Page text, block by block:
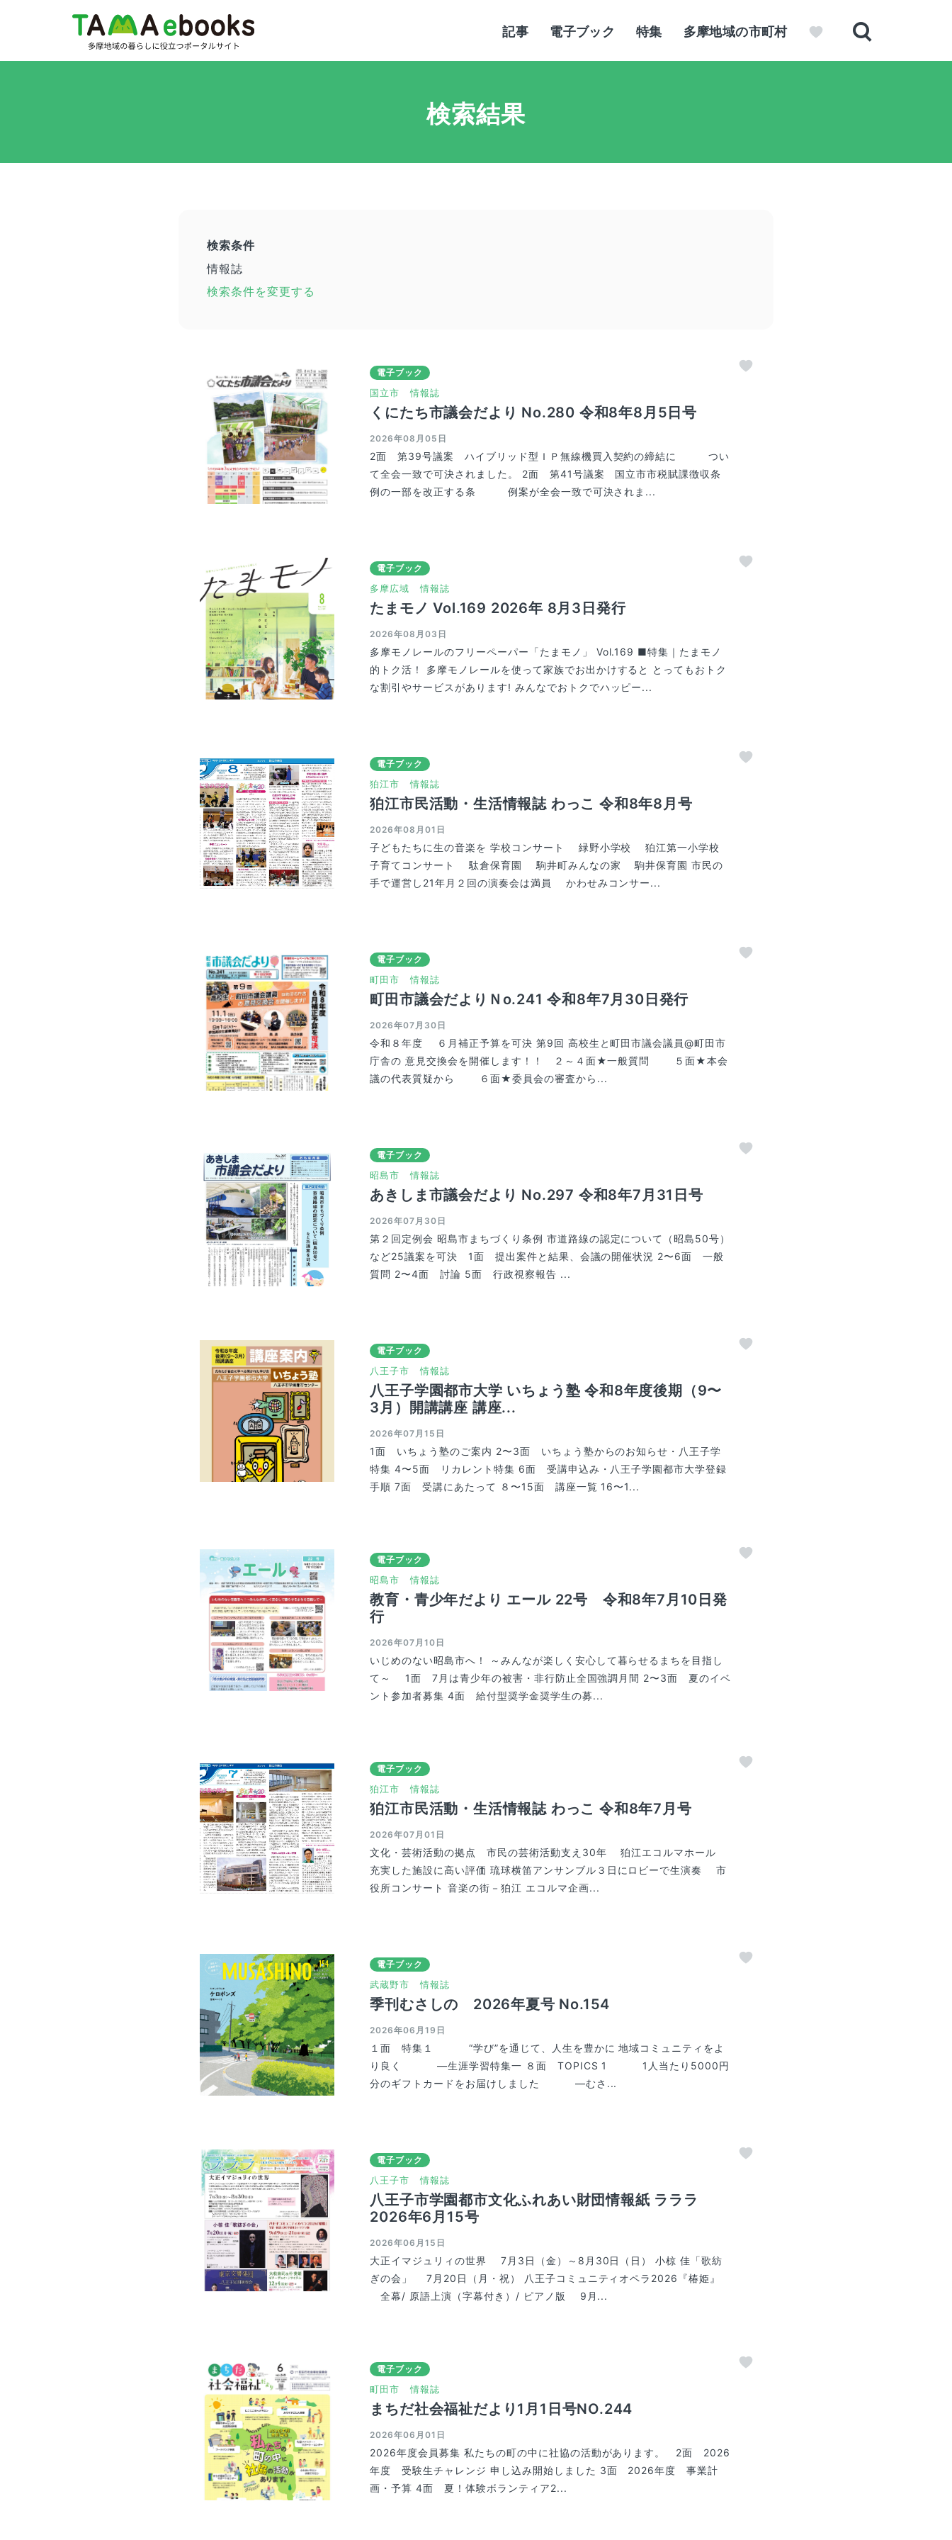
記事 電子ブック 特集 多摩地域の市町村
検索結果
検索条件
情報誌
検索条件を変更する
電子ブック
国立市 情報誌
くにたち市議会だより No.280 令和8年8月5日号
2026年08月05日
2面 第39号議案 ハイブリッド型ＩＰ無線機買入契約の締結に つい
て全会一致で可決されました。 2面 第41号議案 国立市市税賦課徴収条
例の一部を改正する条 例案が全会一致で可決されま...
電子ブック
多摩広域 情報誌
たまモノ Vol.169 2026年 8月3日発行
2026年08月03日
多摩モノレールのフリーペーパー「たまモノ」 Vol.169 ■特集｜たまモノ
的トク活！ 多摩モノレールを使って家族でお出かけすると とってもおトク
な割引やサービスがあります! みんなでおトクでハッピー...
電子ブック
狛江市 情報誌
狛江市民活動・生活情報誌 わっこ 令和8年8月号
2026年08月01日
子どもたちに生の音楽を 学校コンサート 緑野小学校 狛江第一小学校
子育てコンサート 駄倉保育園 駒井町みんなの家 駒井保育園 市民の
手で運営し21年月２回の演奏会は満員 かわせみコンサー...
電子ブック
町田市 情報誌
町田市議会だよりＮo.241 令和8年7月30日発行
2026年07月30日
令和８年度 ６月補正予算を可決 第9回 高校生と町田市議会議員@町田市
庁舎の 意見交換会を開催します！！ ２～４面★一般質問 ５面★本会
議の代表質疑から ６面★委員会の審査から...
電子ブック
昭島市 情報誌
あきしま市議会だより No.297 令和8年7月31日号
2026年07月30日
第２回定例会 昭島市まちづくり条例 市道路線の認定について（昭島50号）
など25議案を可決 1面 提出案件と結果、会議の開催状況 2〜6面 一般
質問 2〜4面 討論 5面 行政視察報告 ...
電子ブック
八王子市 情報誌
八王子学園都市大学 いちょう塾 令和8年度後期（9〜
3月）開講講座 講座...
2026年07月15日
1面 いちょう塾のご案内 2〜3面 いちょう塾からのお知らせ・八王子学
特集 4〜5面 リカレント特集 6面 受講申込み・八王子学園都市大学登録
手順 7面 受講にあたって ８〜15面 講座一覧 16〜1...
電子ブック
昭島市 情報誌
教育・青少年だより エール 22号 令和8年7月10日発
行
2026年07月10日
いじめのない昭島市へ！ ～みんなが楽しく安心して暮らせるまちを目指し
て～ 1面 7月は青少年の被害・非行防止全国強調月間 2〜3面 夏のイベ
ント参加者募集 4面 給付型奨学金奨学生の募...
電子ブック
狛江市 情報誌
狛江市民活動・生活情報誌 わっこ 令和8年7月号
2026年07月01日
文化・芸術活動の拠点 市民の芸術活動支え30年 狛江エコルマホール
充実した施設に高い評価 琉球横笛アンサンブル３日にロビーで生演奏 市
役所コンサート 音楽の街－狛江 エコルマ企画...
電子ブック
武蔵野市 情報誌
季刊むさしの 2026年夏号 No.154
2026年06月19日
１面 特集１ “学び”を通じて、人生を豊かに 地域コミュニティをよ
り良く ―生涯学習特集一 ８面 TOPICS 1 1人当たり5000円
分のギフトカードをお届けしました ―むさ...
電子ブック
八王子市 情報誌
八王子市学園都市文化ふれあい財団情報紙 ラララ
2026年6月15号
2026年06月15日
大正イマジュリィの世界 7月3日（金）～8月30日（日） 小椋 佳「歌紡
ぎの会」 7月20日（月・祝） 八王子コミュニティオペラ2026『椿姫』
全幕/ 原語上演（字幕付き）/ ピアノ版 9月...
電子ブック
町田市 情報誌
まちだ社会福祉だより1月1日号NO.244
2026年06月01日
2026年度会員募集 私たちの町の中に社協の活動があります。 2面 2026
年度 受験生チャレンジ 申し込み開始しました 3面 2026年度 事業計
画・予算 4面 夏！体験ボランティア2...